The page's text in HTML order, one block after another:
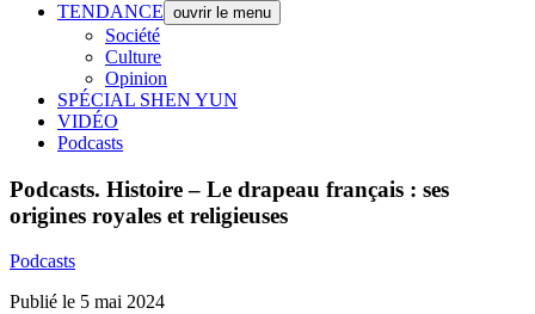
TENDANCE ouvrir le menu
Société
Culture
Opinion
SPÉCIAL SHEN YUN
VIDÉO
Podcasts
Podcasts. Histoire – Le drapeau français : ses
origines royales et religieuses
Podcasts
Publié le 5 mai 2024